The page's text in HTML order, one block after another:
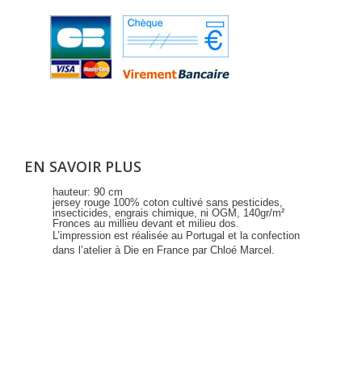
EN SAVOIR PLUS
hauteur: 90 cm
jersey rouge 100% coton cultivé sans pesticides,
insecticides, engrais chimique, ni OGM, 140gr/m²
Fronces au millieu devant et milieu dos.
L’impression est réalisée au Portugal et la confection
dans l’atelier à Die en France par Chloé Marcel.